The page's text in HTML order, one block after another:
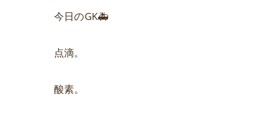
今日のGK🚑
点滴。
酸素。